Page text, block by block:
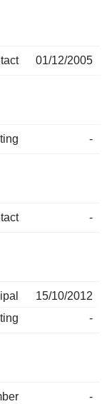
01/12/2005
-
-
15/10/2012
-
-